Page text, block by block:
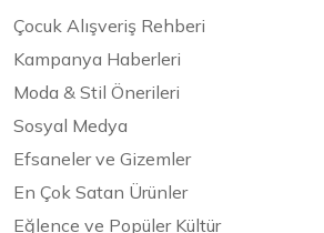
Çocuk Alışveriş Rehberi
Kampanya Haberleri
Moda & Stil Önerileri
Sosyal Medya
Efsaneler ve Gizemler
En Çok Satan Ürünler
Eğlence ve Popüler Kültür